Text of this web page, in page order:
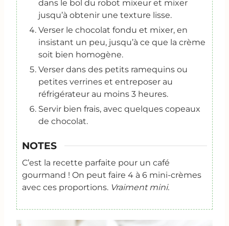
dans le bol du robot mixeur et mixer
jusqu’à obtenir une texture lisse.
Verser le chocolat fondu et mixer, en
insistant un peu, jusqu’à ce que la crème
soit bien homogène.
Verser dans des petits ramequins ou
petites verrines et entreposer au
réfrigérateur au moins 3 heures.
Servir bien frais, avec quelques copeaux
de chocolat.
NOTES
C’est la recette parfaite pour un café
gourmand ! On peut faire 4 à 6 mini-crèmes
avec ces proportions. Vraiment mini.